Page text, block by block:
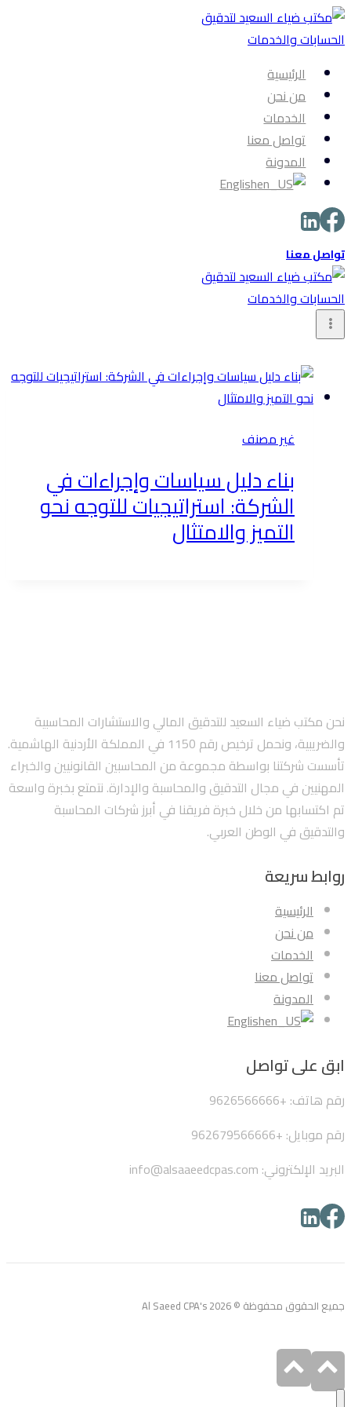
التجاوز
إلى
الرئيسية
من نحن
الخدمات
تواصل معنا
المدونة
English
تواصل معنا
غير مصنف
بناء دليل سياسات وإجراءات في
الشركة: استراتيجيات للتوجه نحو
التميز والامتثال
نحن مكتب ضياء السعيد للتدقيق المالي والاستشارات المحاسبية
والضريبية، ونحمل ترخيص رقم 1150 في المملكة الأردنية الهاشمية.
تأسست شركتنا بواسطة مجموعة من المحاسبين القانونيين والخبراء
المهنيين في مجال التدقيق والمحاسبة والإدارة. نتمتع بخبرة واسعة
تم اكتسابها من خلال خبرة فريقنا في أبرز شركات المحاسبة
والتدقيق في الوطن العربي.
روابط سريعة
الرئيسية
من نحن
الخدمات
تواصل معنا
المدونة
English
ابق على تواصل
رقم هاتف: +9626566666
رقم موبايل: +962679566666
البريد الإلكتروني: info@alsaaeedcpas.com
جميع الحقوق محفوظة © Al Saeed CPA's 2026